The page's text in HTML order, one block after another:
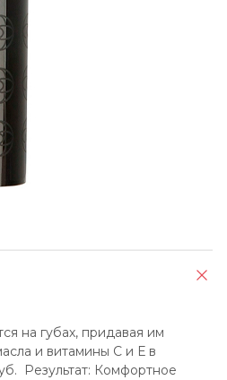
на губах, придавая им
и витамины С и Е в
Результат: Комфортное